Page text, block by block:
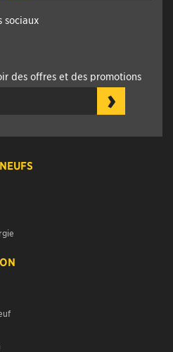
sociaux
des offres et des promotions
›